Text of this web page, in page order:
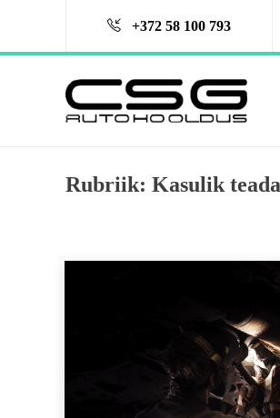
+372 ­58 100 793
Rubriik: Kasulik teada